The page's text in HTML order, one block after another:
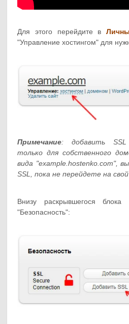
Для этого перейдите в
"Управление хостингом" для
Примечание: добавить
только для собственного
вида "example.hostenko.com",
SSL, пока не перейдете на
Внизу раскрывшегося блока
"Безопасность":